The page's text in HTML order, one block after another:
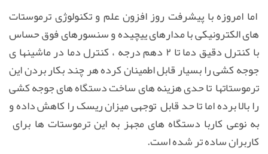
اما امروزه با پیشرفت روز افزون علم و تکنولوژی ترموستات
های الکترونیکی با مدارهای ییچیده و سنسورهای فوق حساس
با کنترل دقیق دما تا ۲ دهم درجه ، کنترل دما در ماشینها ی
جوجه کشی را بسیار قابل اطمینان کرده هر چند بکار بردن این
ترموستاتها تا حدی هزینه های ساخت دستگاه های جوجه کشی
را بالا برده اما تا حد قابل توجهی میزان ریسک را کاهش داده و
به نوعی کاربا دستگاه های مجهز به این ترموستات ها برای
کاربران ساده تر شده است.